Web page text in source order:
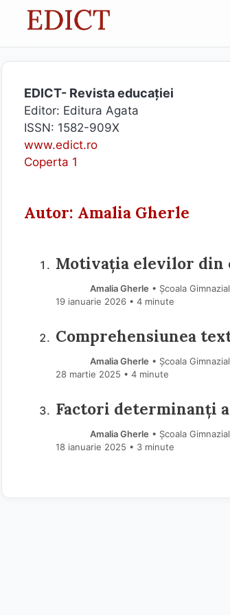
EDICT- Revista educației
Editor: Editura Agata
ISSN: 1582-909X
www.edict.ro
Coperta 1
Autor: Amalia Gherle
Motivația elevilor din
Amalia Gherle • Școala
19 ianuarie 2026 • 4 minute
Comprehensiunea
Amalia Gherle • Școala
28 martie 2025 • 4 minute
Factori determinanți
Amalia Gherle • Școala
18 ianuarie 2025 • 3 minute